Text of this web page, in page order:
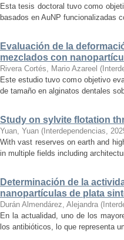
Esta tesis doctoral tuvo como
basados en AuNP funcionalizadas
Evaluación de la
mezclados con
Rivera Cortés, Mario Azareel (
Este estudio tuvo como objetivo
de tamaño en alginatos dentales
Study on sylvite flotation
Yuan, Yuan ( Interdependencias,
With vast reserves on earth and
in multiple fields including
Determinación de la
nanopartículas de plata
Durán Almendárez, Alejandra (
En la actualidad, uno de los
los antibióticos, lo que representa